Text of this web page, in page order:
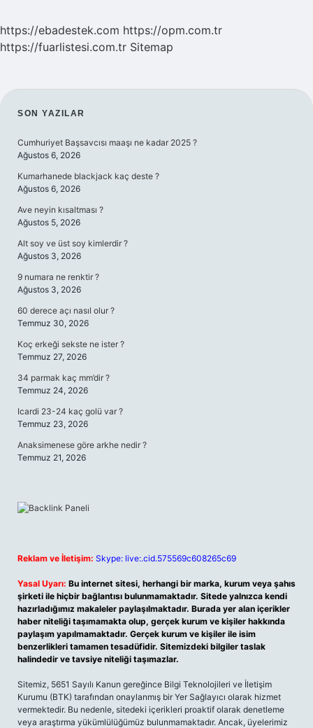
https://ebadestek.com https://opm.com.tr
https://fuarlistesi.com.tr Sitemap
SIDEBAR
SON YAZILAR
Cumhuriyet Başsavcısı maaşı ne kadar 2025 ?
Ağustos 6, 2026
Kumarhanede blackjack kaç deste ?
Ağustos 6, 2026
Ave neyin kısaltması ?
Ağustos 5, 2026
Alt soy ve üst soy kimlerdir ?
Ağustos 3, 2026
9 numara ne renktir ?
Ağustos 3, 2026
60 derece açı nasıl olur ?
Temmuz 30, 2026
Koç erkeği sekste ne ister ?
Temmuz 27, 2026
34 parmak kaç mm’dir ?
Temmuz 24, 2026
Icardi 23-24 kaç golü var ?
Temmuz 23, 2026
Anaksimenese göre arkhe nedir ?
Temmuz 21, 2026
Reklam ve İletişim: Skype: live:.cid.575569c608265c69
Yasal Uyarı: Bu internet sitesi, herhangi bir marka, kurum veya şahıs
şirketi ile hiçbir bağlantısı bulunmamaktadır. Sitede yalnızca kendi
hazırladığımız makaleler paylaşılmaktadır. Burada yer alan içerikler
haber niteliği taşımamakta olup, gerçek kurum ve kişiler hakkında
paylaşım yapılmamaktadır. Gerçek kurum ve kişiler ile isim
benzerlikleri tamamen tesadüfidir. Sitemizdeki bilgiler taslak
halindedir ve tavsiye niteliği taşımazlar.
Sitemiz, 5651 Sayılı Kanun gereğince Bilgi Teknolojileri ve İletişim
Kurumu (BTK) tarafından onaylanmış bir Yer Sağlayıcı olarak hizmet
vermektedir. Bu nedenle, sitedeki içerikleri proaktif olarak denetleme
veya araştırma yükümlülüğümüz bulunmamaktadır. Ancak, üyelerimiz